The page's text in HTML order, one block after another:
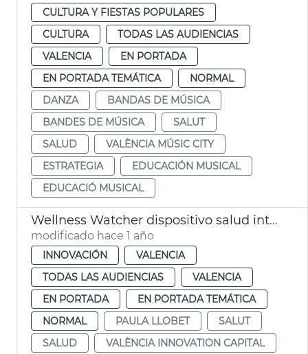
CULTURA Y FIESTAS POPULARES
CULTURA
TODAS LAS AUDIENCIAS
VALENCIA
EN PORTADA
EN PORTADA TEMÁTICA
NORMAL
DANZA
BANDAS DE MÚSICA
BANDES DE MÚSICA
SALUT
SALUD
VALÈNCIA MÚSIC CITY
ESTRATEGIA
EDUCACIÓN MUSICAL
EDUCACIÓ MUSICAL
Wellness Watcher dispositivo salud intestinal
modificado hace 1 año
INNOVACIÓN
VALENCIA
TODAS LAS AUDIENCIAS
VALENCIA
EN PORTADA
EN PORTADA TEMÁTICA
NORMAL
PAULA LLOBET
SALUT
SALUD
VALÈNCIA INNOVATION CAPITAL